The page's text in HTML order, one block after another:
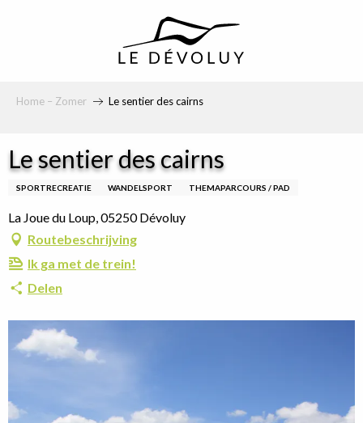
Home – Zomer Le sentier des cairns
Le sentier des cairns
SPORTRECREATIE WANDELSPORT THEMAPARCOURS / PAD
La Joue du Loup, 05250 Dévoluy
Routebeschrijving
Ik ga met de trein!
Delen